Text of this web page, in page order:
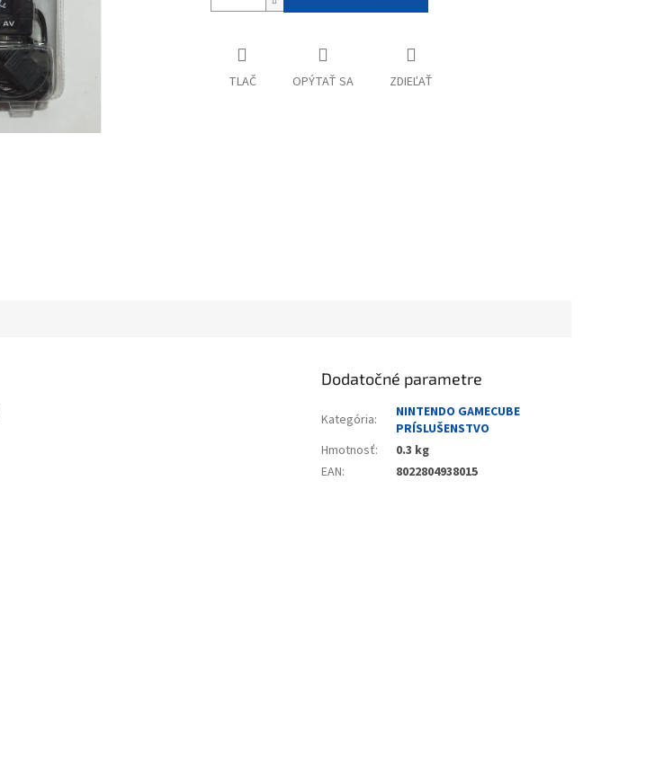
TLAČ OPÝTAŤ SA ZDIEĽAŤ
Dodatočné parametre
Kategória:
NINTENDO GAMECUBE
PRÍSLUŠENSTVO
Hmotnosť:
0.3 kg
EAN: 8022804938015